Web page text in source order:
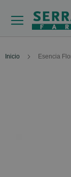
Inicio Esencia